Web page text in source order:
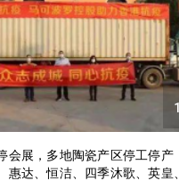
会展，多地陶瓷产区停工停产
惠达、恒洁、四季沐歌、英皇